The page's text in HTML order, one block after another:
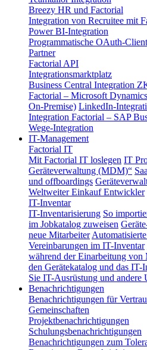
Breezy HR und Factorial
Integration von Recruitee mit
Power BI-Integration
Programmatische OAuth-
Partner
Factorial API
Integrationsmarktplatz
Business Central Integration
Factorial – Microsoft
On-Premise) LinkedIn-
Integration Factorial – SAP
Wege-Integration
IT-Management
Factorial IT
Mit Factorial IT loslegen IT
Geräteverwaltung (MDM)“
und offboardings
Weltweiter EinkaufEntwickler
IT-Inventar
IT-Inventarisierung So
im Jobkatalog zuweisen
neue Mitarbeiter
Vereinbarungen im IT-Inventar
während der Einarbeitung von
den Gerätekatalog und das IT-
Sie IT-Ausrüstung und andere
Benachrichtigungen
Benachrichtigungen für
Gemeinschaften
Projektbenachrichtigungen
Schulungsbenachrichtigungen
Benachrichtigungen zum